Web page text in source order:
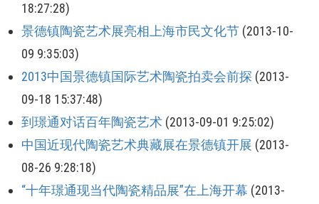
18:27:28)
景德镇陶瓷艺术展亮相上海市民文化节 (2013-10-
09 9:35:03)
2013中国景德镇国际艺术陶瓷拍卖会前探 (2013-
09-18 15:37:48)
到璟通对话百年陶瓷艺术 (2013-09-01 9:25:02)
中国近现代陶瓷艺术典藏展在景德镇开展 (2013-
08-26 9:28:18)
“十年璟通现当代陶瓷精品展”在上海开幕 (2013-